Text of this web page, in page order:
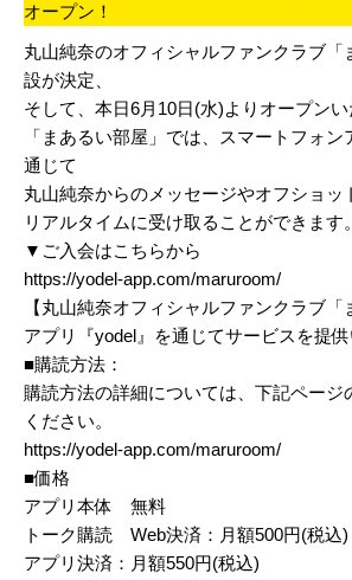
オープン！
丸山純奈のオフィシャルファンクラブ「
設が決定、
そして、本日6月10日(水)よりオープンい
「まあるい部屋」では、スマートフォン
通じて
丸山純奈からのメッセージやオフショッ
リアルタイムに受け取ることができます。
▼ご入会はこちらから
https://yodel-app.com/maruroom/
【丸山純奈オフィシャルファンクラブ「
アプリ『yodel』を通じてサービスを提供
■購読方法：
購読方法の詳細については、下記ページ
ください。
https://yodel-app.com/maruroom/
■価格
アプリ本体 無料
トーク購読 Web決済：月額500円(税込)
アプリ決済：月額550円(税込)